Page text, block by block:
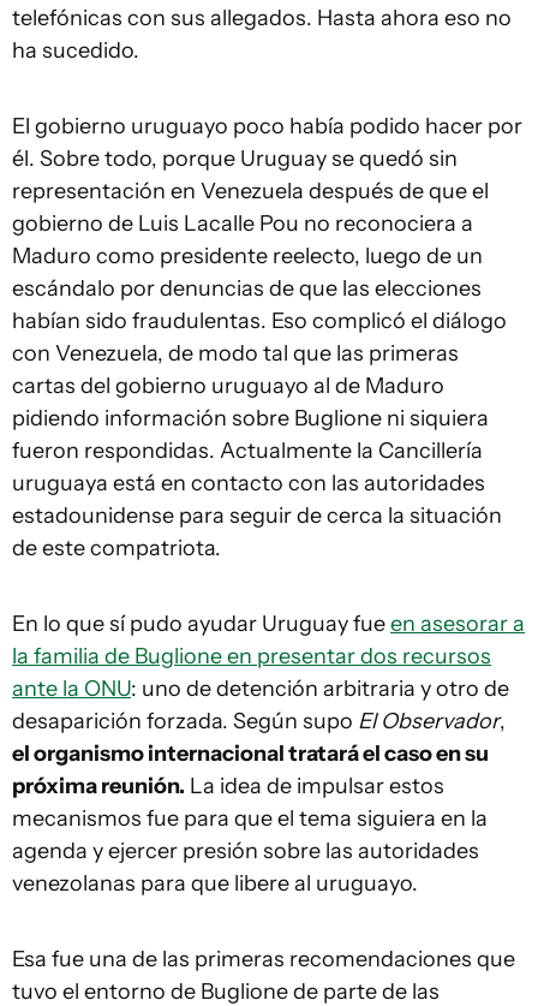
telefónicas con sus allegados. Hasta ahora eso no
ha sucedido.
El gobierno uruguayo poco había podido hacer por
él. Sobre todo, porque Uruguay se quedó sin
representación en Venezuela después de que el
gobierno de Luis Lacalle Pou no reconociera a
Maduro como presidente reelecto, luego de un
escándalo por denuncias de que las elecciones
habían sido fraudulentas. Eso complicó el diálogo
con Venezuela, de modo tal que las primeras
cartas del gobierno uruguayo al de Maduro
pidiendo información sobre Buglione ni siquiera
fueron respondidas. Actualmente la Cancillería
uruguaya está en contacto con las autoridades
estadounidense para seguir de cerca la situación
de este compatriota.
En lo que sí pudo ayudar Uruguay fueen asesorar a
la familia de Buglione en presentar dos recursos
ante la ONU: uno de detención arbitraria y otro de
desaparición forzada. Según supo El Observador,
el organismo internacional tratará el caso en su
próxima reunión. La idea de impulsar estos
mecanismos fue para que el tema siguiera en la
agenda y ejercer presión sobre las autoridades
venezolanas para que libere al uruguayo.
Esa fue una de las primeras recomendaciones que
tuvo el entorno de Buglione de parte de las